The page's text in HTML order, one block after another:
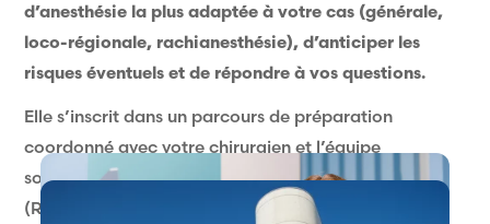
d’anesthésie la plus adaptée à votre cas (générale,
loco-régionale, rachianesthésie), d’anticiper les
risques éventuels et de répondre à vos questions.
Elle s’inscrit dans un parcours de préparation
coordonné avec votre chirurgien et l’équipe
soignante, notamment dans le cadre de la RAAC
(Récupération Rapide Après Chirurgie).